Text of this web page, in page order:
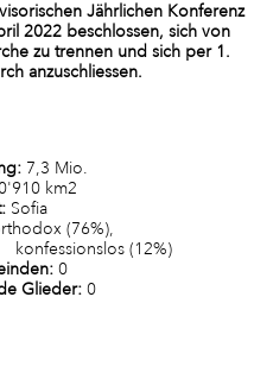
Jährlichen Konferenz
2022 beschlossen, sich von
zu trennen und sich per 1.
anzuschliessen.
7,3 Mio.
km2
Sofia
(76%),
(12%)
0
Glieder:0